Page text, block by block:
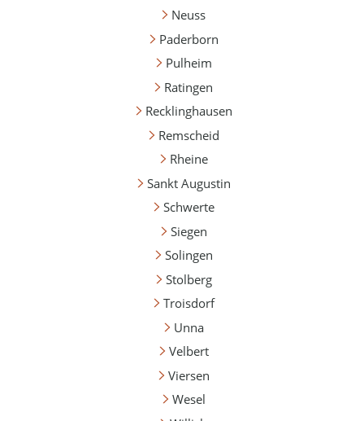
Neuss
Paderborn
Pulheim
Ratingen
Recklinghausen
Remscheid
Rheine
Sankt Augustin
Schwerte
Siegen
Solingen
Stolberg
Troisdorf
Unna
Velbert
Viersen
Wesel